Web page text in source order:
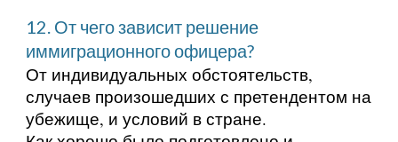
12. От чего зависит решение
иммиграционного офицера?
От индивидуальных обстоятельств,
случаев произошедших с претендентом на
убежище, и условий в стране.